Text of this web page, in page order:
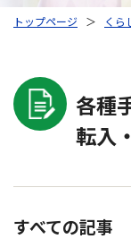
トップページ ＞ くら
各種
転入
すべての記事